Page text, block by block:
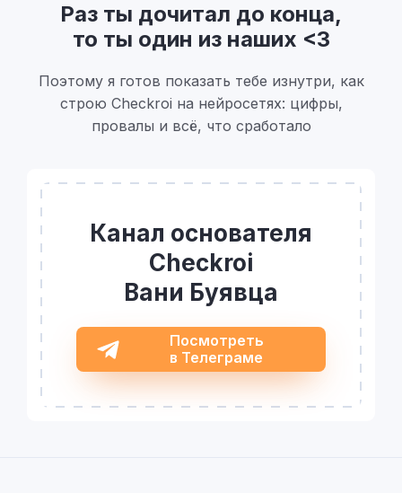
Раз ты дочитал до конца,
то ты один из наших <3
Поэтому я готов показать тебе изнутри, как
строю Checkroi на нейросетях: цифры,
провалы и всё, что сработало
Канал основателя
Checkroi
Вани Буявца
Посмотреть
в Телеграме